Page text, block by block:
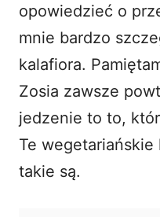
opowiedzieć o
mnie bardzo
kalafiora.
Zosia zawsze
jedzenie to to,
Te
takie są.